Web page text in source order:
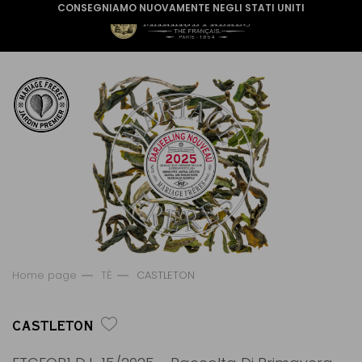
CONSEGNIAMO NUOVAMENTE NEGLI STATI UNITI
Home page TÈ CASTLETON
CASTLETON